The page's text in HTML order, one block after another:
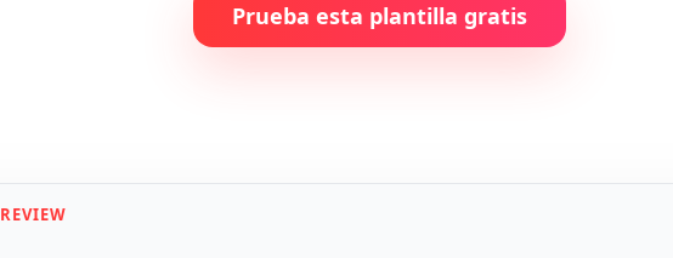
Prueba esta plantilla gratis